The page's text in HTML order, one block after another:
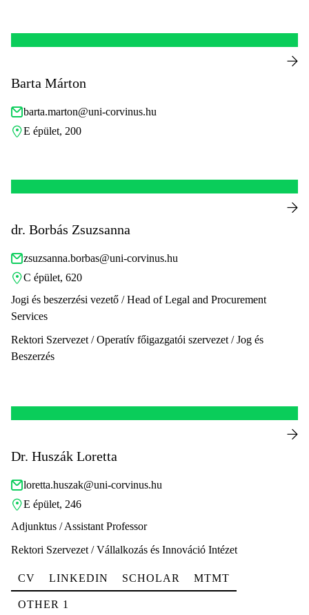
Barta Márton
barta.marton@uni-corvinus.hu
E épület, 200
dr. Borbás Zsuzsanna
zsuzsanna.borbas@uni-corvinus.hu
C épület, 620
Jogi és beszerzési vezető / Head of Legal and Procurement
Services
Rektori Szervezet / Operatív főigazgatói szervezet / Jog és
Beszerzés
Dr. Huszák Loretta
loretta.huszak@uni-corvinus.hu
E épület, 246
Adjunktus / Assistant Professor
Rektori Szervezet / Vállalkozás és Innováció Intézet
CV LINKEDIN SCHOLAR MTMT
OTHER 1